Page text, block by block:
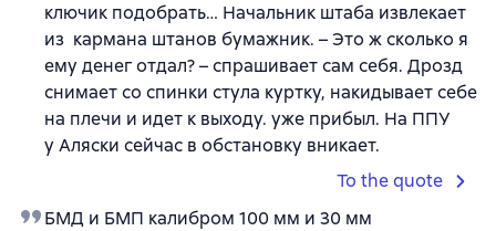
ключик подобрать… Начальник штаба извлекает
из кармана штанов бумажник. – Это ж сколько я
ему денег отдал? – спрашивает сам себя. Дрозд
снимает со спинки стула куртку, накидывает себе
на плечи и идет к выходу. уже прибыл. На ППУ
у Аляски сейчас в обстановку вникает.
To the quote
БМД и БМП калибром 100 мм и 30 мм